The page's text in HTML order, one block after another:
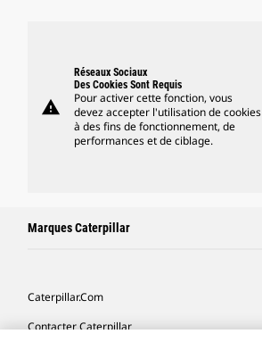
warning
Réseaux Sociaux
Des Cookies Sont Requis
Pour activer cette fonction, vous
devez accepter l'utilisation de cookies
à des fins de fonctionnement, de
performances et de ciblage.
Marques Caterpillar
Caterpillar.com
Contacter Caterpillar